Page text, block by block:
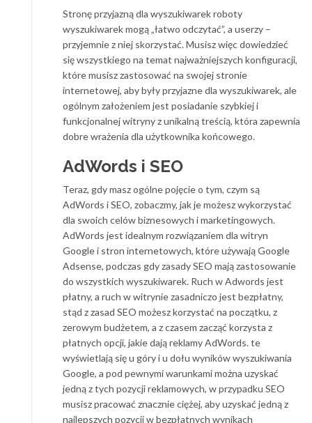
Stronę przyjazną dla wyszukiwarek roboty
wyszukiwarek mogą „łatwo odczytać”, a userzy –
przyjemnie z niej skorzystać. Musisz więc dowiedzieć
się wszystkiego na temat najważniejszych konfiguracji,
które musisz zastosować na swojej stronie
internetowej, aby były przyjazne dla wyszukiwarek, ale
ogólnym założeniem jest posiadanie szybkiej i
funkcjonalnej witryny z unikalną treścią, która zapewnia
dobre wrażenia dla użytkownika końcowego.
AdWords i SEO
Teraz, gdy masz ogólne pojęcie o tym, czym są
AdWords i SEO, zobaczmy, jak je możesz wykorzystać
dla swoich celów biznesowych i marketingowych.
AdWords jest idealnym rozwiązaniem dla witryn
Google i stron internetowych, które używają Google
Adsense, podczas gdy zasady SEO mają zastosowanie
do wszystkich wyszukiwarek. Ruch w Adwords jest
płatny, a ruch w witrynie zasadniczo jest bezpłatny,
stąd z zasad SEO możesz korzystać na początku, z
zerowym budżetem, a z czasem zacząć korzysta z
płatnych opcji, jakie dają reklamy AdWords. te
wyświetlają się u góry i u dołu wyników wyszukiwania
Google, a pod pewnymi warunkami można uzyskać
jedną z tych pozycji reklamowych, w przypadku SEO
musisz pracować znacznie ciężej, aby uzyskać jedną z
najlepszych pozycji w bezpłatnych wynikach